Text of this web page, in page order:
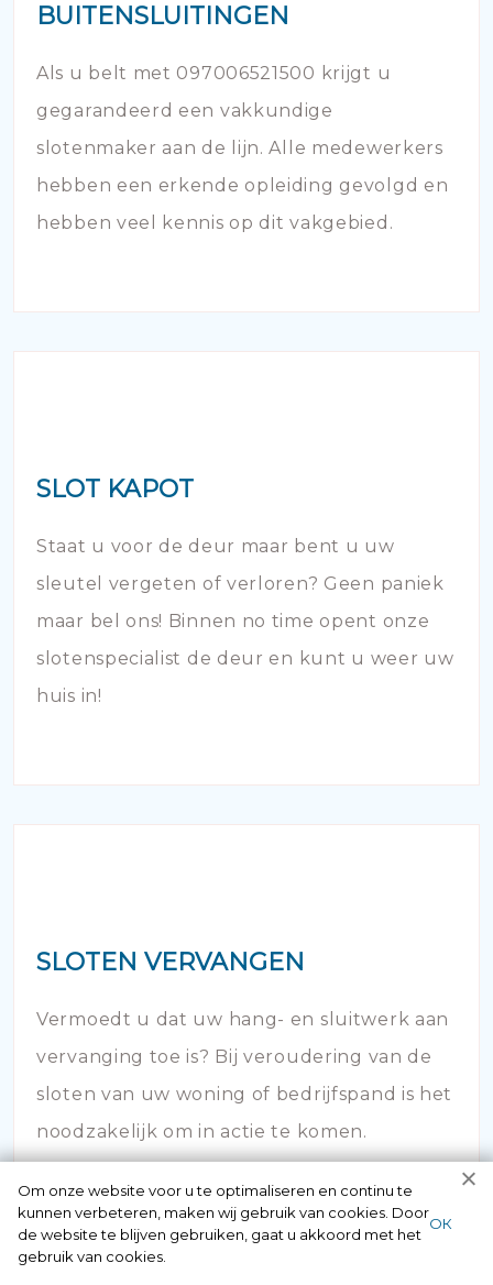
BUITENSLUITINGEN
Als u belt met 097006521500 krijgt u
gegarandeerd een vakkundige
slotenmaker aan de lijn. Alle medewerkers
hebben een erkende opleiding gevolgd en
hebben veel kennis op dit vakgebied.
SLOT KAPOT
Staat u voor de deur maar bent u uw
sleutel vergeten of verloren? Geen paniek
maar bel ons! Binnen no time opent onze
slotenspecialist de deur en kunt u weer uw
huis in!
SLOTEN VERVANGEN
Vermoedt u dat uw hang- en sluitwerk aan
vervanging toe is? Bij veroudering van de
sloten van uw woning of bedrijfspand is het
noodzakelijk om in actie te komen.
Om onze website voor u te optimaliseren en continu te
kunnen verbeteren, maken wij gebruik van cookies. Door
de website te blijven gebruiken, gaat u akkoord met het
gebruik van cookies.
ОК